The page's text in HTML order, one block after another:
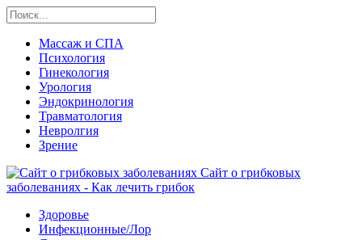
Массаж и СПА
Психология
Гинекология
Урология
Эндокринология
Травматология
Невролгия
Зрение
Сайт о грибковых
заболеваниях - Как лечить грибок
Здоровье
Инфекционные/Лор